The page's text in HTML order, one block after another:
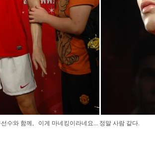
수와 함께, 이게 마네킹이라네요... 정말 사람 같다.